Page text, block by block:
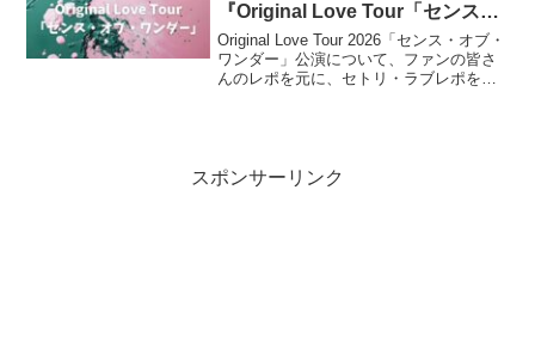
『Original Love Tour「センス・
オブ・ワンダー」』
Original Love Tour 2026「センス・オブ・
ワンダー」公演について、ファンの皆さ
んのレポを元に、セトリ・ラブレポをま
スポンサーリンク